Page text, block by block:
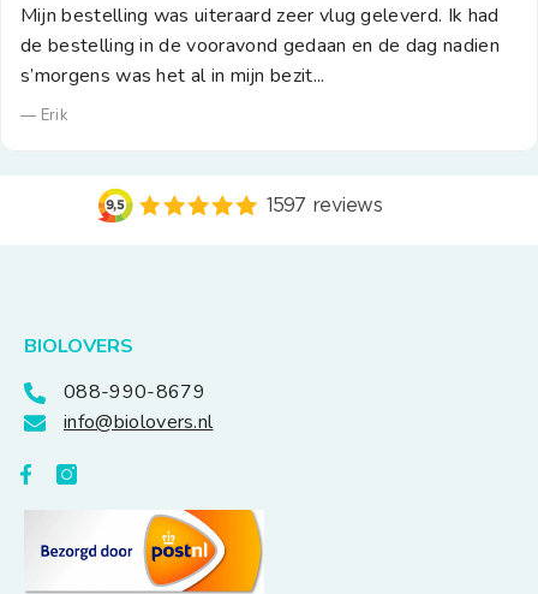
Mijn bestelling was uiteraard zeer vlug geleverd. Ik had
de bestelling in de vooravond gedaan en de dag nadien
s’morgens was het al in mijn bezit...
— Erik
BIOLOVERS
088-990-8679
info@biolovers.nl